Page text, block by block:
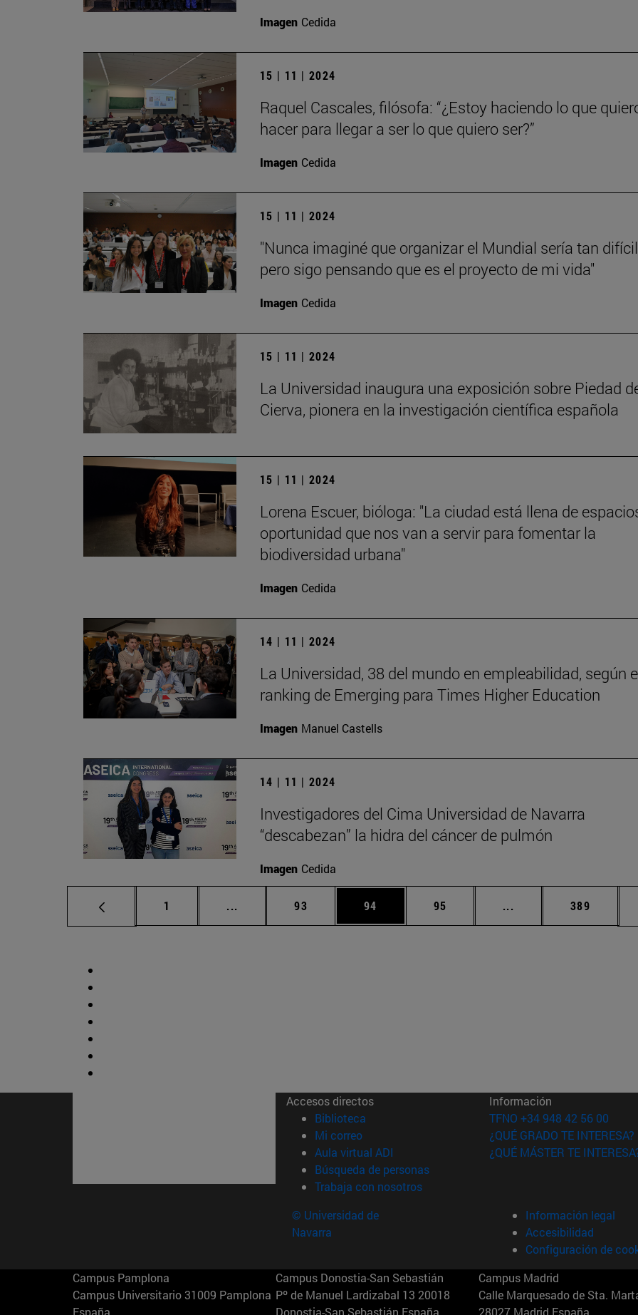
Imagen Cedida
15 | 11 | 2024
Raquel Cascales, filósofa: “¿Estoy haciendo lo que
hacer para llegar a ser lo que quiero ser?”
Imagen Cedida
15 | 11 | 2024
"Nunca imaginé que organizar el Mundial sería tan
pero sigo pensando que es el proyecto de mi vida"
Imagen Cedida
15 | 11 | 2024
La Universidad inaugura una exposición sobre Piedad
Cierva, pionera en la investigación científica española
15 | 11 | 2024
Lorena Escuer, bióloga: "La ciudad está llena de
oportunidad que nos van a servir para fomentar la
biodiversidad urbana"
Imagen Cedida
14 | 11 | 2024
La Universidad, 38 del mundo en empleabilidad, según
ranking de Emerging para Times Higher Education
Imagen Manuel Castells
14 | 11 | 2024
Investigadores del Cima Universidad de Navarra
“descabezan” la hidra del cáncer de pulmón
Imagen Cedida
Página
1 ... Páginas intermedias Use TAB para desplazarse.
Página
93 Página
94 Página
95 ... Páginas intermedias
Página
389
Accesos directos
Biblioteca (abre en nueva ventana)
Mi correo(abre en nueva ventana)
Aula virtual ADI (abre en nueva ventana)
Búsqueda de personas(abre en nueva ventana)
Trabaja con nosotros(abre en nueva ventana)
Información
TFNO +34 948 42 56 00
¿QUÉ GRADO TE INTERESA?
¿QUÉ MÁSTER TE
© Universidad de
Navarra
Información legal
Accesibilidad
Configuración de
Campus Pamplona
Campus Universitario 31009 Pamplona
España
Campus Donostia-San Sebastián
Pº de Manuel Lardizabal 13 20018
Donostia-San Sebastián España
Campus Madrid
Calle Marquesado de Sta.
28027 Madrid España